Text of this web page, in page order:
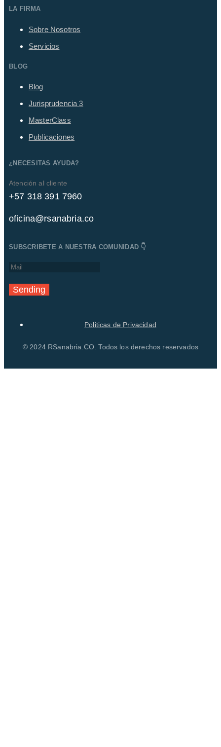
LA FIRMA
Sobre Nosotros
Servicios
BLOG
Blog
Jurisprudencia3
MasterClass
Publicaciones
¿NECESITAS AYUDA?
Atención al cliente
+57 318 391 7960
oficina@rsanabria.co
SUBSCRIBETE A NUESTRA COMUNIDAD 👇
Sending
Politicas de Privacidad
© 2024 RSanabria.CO. Todos los derechos reservados